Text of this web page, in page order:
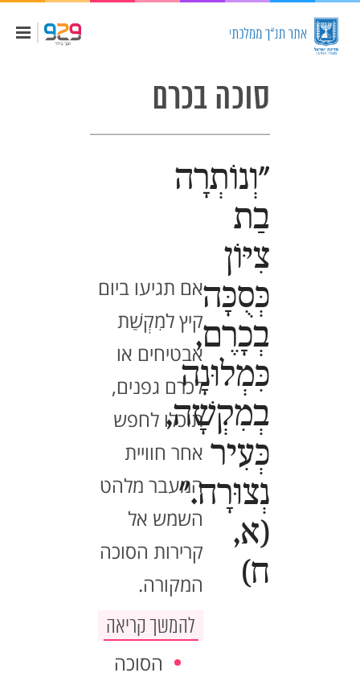
סוכה בכרם
"וְנוֹתְרָה
בַת
צִיּוֹן
כְּסֻכָּה
בְכָרֶם,
כִּמְלוּנָה
בְמִקְשָׁה,
כְּעִיר
נְצוּרָה."
(א,
ח)
אם תגיעו ביום
קיץ למִקְשַׁת
אבטיחים או
לכרם גפנים,
תוכלו לחפש
אחר חוויית
המעבר מלהט
השמש אל
קרירות הסוכה
המקורה.
להמשך קריאה
הסוכה